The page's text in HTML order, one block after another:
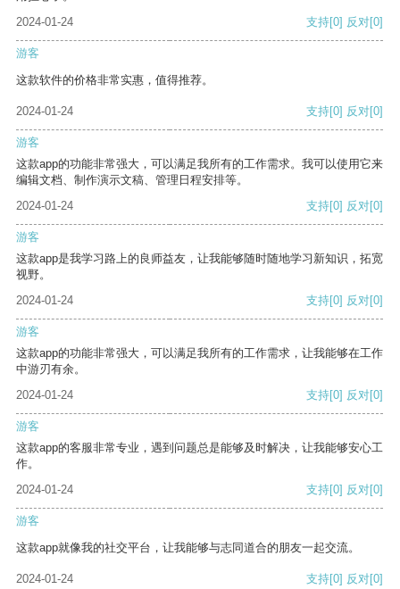
2024-01-24
支持[0] 反对[0]
游客
这款软件的价格非常实惠，值得推荐。
2024-01-24 支持[0] 反对[0]
游客
这款app的功能非常强大，可以满足我所有的工作需求。我可以使用它来
编辑文档、制作演示文稿、管理日程安排等。
2024-01-24
支持[0] 反对[0]
游客
这款app是我学习路上的良师益友，让我能够随时随地学习新知识，拓宽
视野。
2024-01-24
支持[0] 反对[0]
游客
这款app的功能非常强大，可以满足我所有的工作需求，让我能够在工作
中游刃有余。
2024-01-24
支持[0] 反对[0]
游客
这款app的客服非常专业，遇到问题总是能够及时解决，让我能够安心工
作。
2024-01-24
支持[0] 反对[0]
游客
这款app就像我的社交平台，让我能够与志同道合的朋友一起交流。
2024-01-24 支持[0] 反对[0]